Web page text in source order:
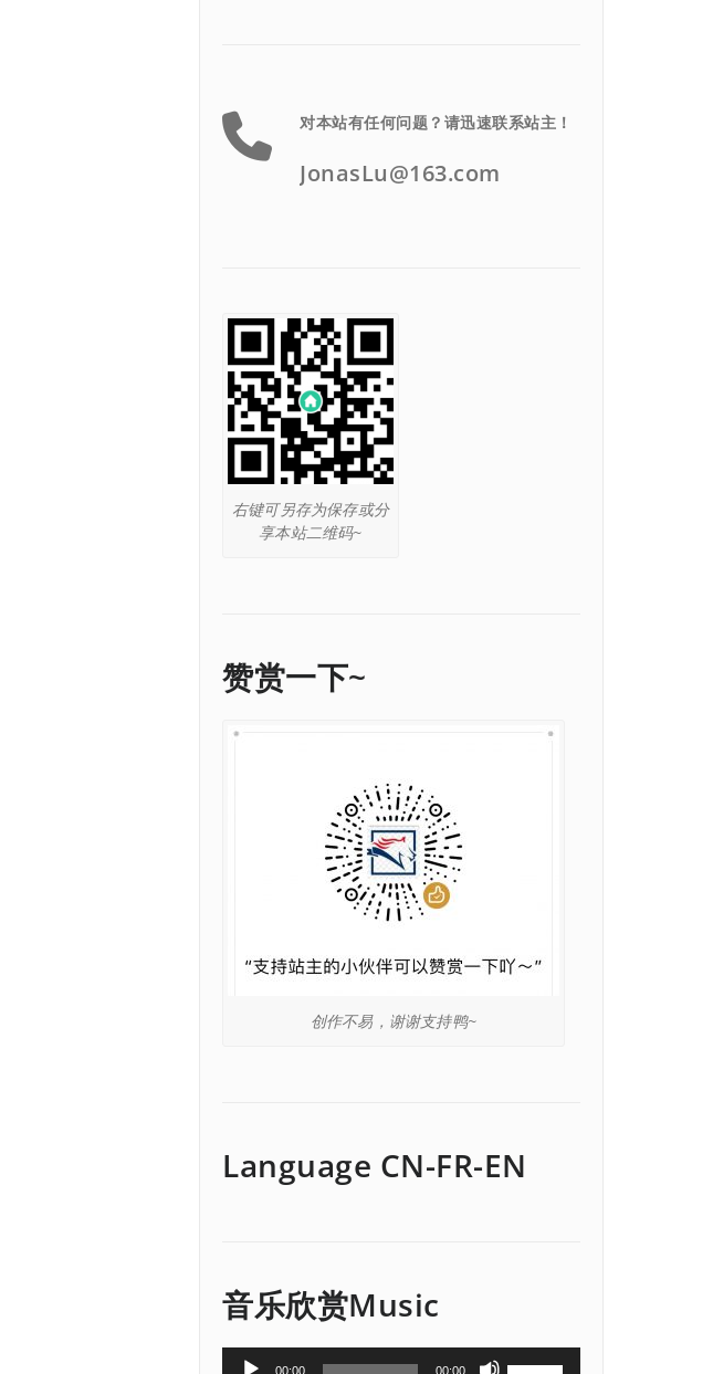
对本站有任何问题？请迅速联系站主！
JonasLu@163.com
右键可另存为保存或分
享本站二维码~
赞赏一下~
创作不易，谢谢支持鸭~
Language CN-FR-EN
音乐欣赏Music
00:00 00:00